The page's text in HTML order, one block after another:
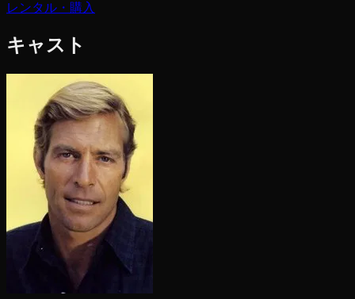
レンタル・購入
キャスト